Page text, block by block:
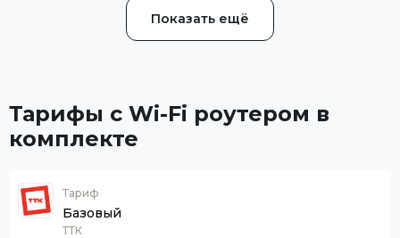
Показать ещё
Тарифы с Wi-Fi роутером в
комплекте
Тариф
Базовый
ТТК